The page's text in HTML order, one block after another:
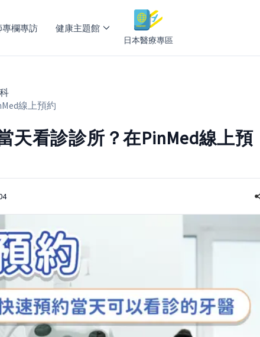
專欄專訪 健康主題館
日本醫療專區
線上預約
天看診診所？在PinMed線上預